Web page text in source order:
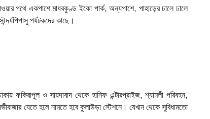
পথে একপাশে মাধবকুণ্ড ইকো পার্ক, অন্যপাশে, পাহাড়ের ঢালে ঢালে
পর্যটকদের কাছে।
ফকিরাপুল ও সায়দাবাদ থেকে হানিফ এন্টারপ্রাইজ, শ্যামলী পরিবহন,
যেতে হলে নামতে হবে কুলাউড়া স্টেশনে। যেখান থেকে সুবিধামতো